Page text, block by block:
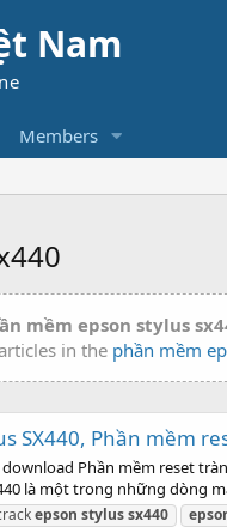
Nam
Members
mềm epson stylus
in the phần mềm
SX440, Phần mềm
Phần mềm reset
là một trong những dòng
epson stylussx440